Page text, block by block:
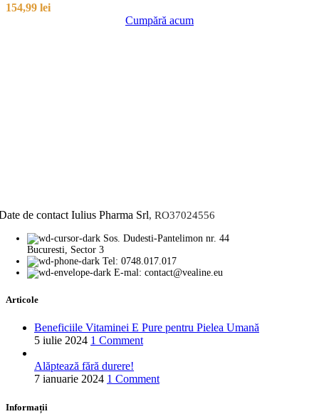
154,99 lei
Cumpără acum
de contact Iulius Pharma Srl, RO37024556
Sos. Dudesti-Pantelimon nr. 44
Bucuresti, Sector 3
Tel: 0748.017.017
E-mal: contact@vealine.eu
Articole
Beneficiile Vitaminei E Pure pentru Pielea Umană
5 iulie 2024 1 Comment
Alăptează fără durere!
7 ianuarie 2024 1 Comment
Informații